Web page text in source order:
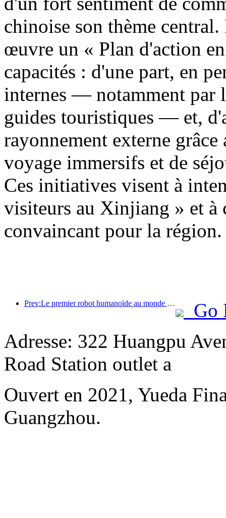
chinoise son thème
œuvre un « Plan d'action
capacités : d'une part, en
internes — notamment par
guides touristiques — et,
rayonnement externe
voyage immersifs et de
Ces initiatives visent à
visiteurs au Xinjiang » et à
convaincant pour la région.
Prev:Le premier robot humanoïde au monde dédié aux services de restauration multi-scénarios a été dévoilé.
Go
Adresse: 322 Huangpu
Road Station outlet a
Ouvert en 2021, Yueda
Guangzhou.